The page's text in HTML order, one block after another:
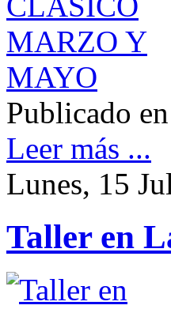
Publicado en
Leer más ...
Lunes, 15
Taller en